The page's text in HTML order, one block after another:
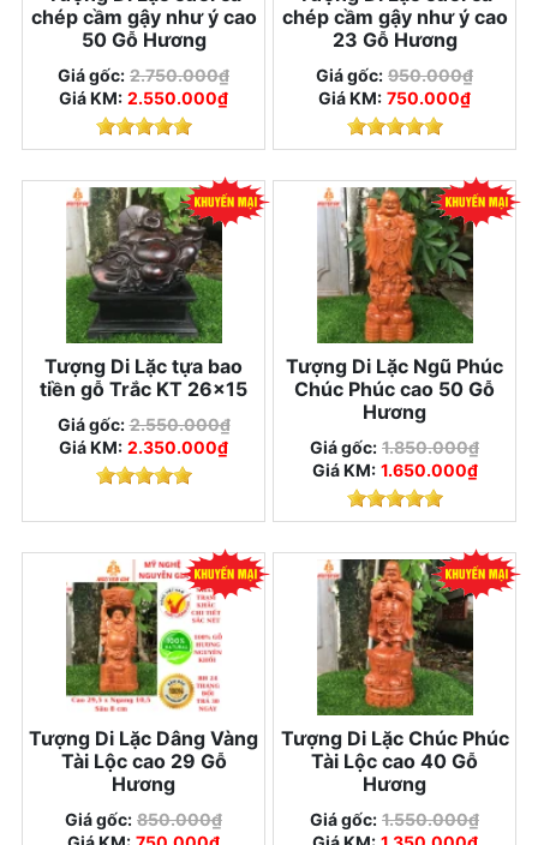
chép cầm gậy như ý cao
50 Gỗ Hương
Giá gốc: 2.750.000₫
Giá KM: 2.550.000₫
chép cầm gậy như ý cao
23 Gỗ Hương
Giá gốc: 950.000₫
Giá KM: 750.000₫
Tượng Di Lặc tựa bao
tiền gỗ Trắc KT 26x15
Giá gốc: 2.550.000₫
Giá KM: 2.350.000₫
Tượng Di Lặc Ngũ Phúc
Chúc Phúc cao 50 Gỗ
Hương
Giá gốc: 1.850.000₫
Giá KM: 1.650.000₫
Tượng Di Lặc Dâng Vàng
Tài Lộc cao 29 Gỗ
Hương
Giá gốc: 850.000₫
Tượng Di Lặc Chúc Phúc
Tài Lộc cao 40 Gỗ
Hương
Giá gốc: 1.550.000₫